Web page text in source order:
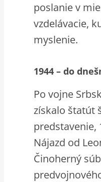
poslanie v
vzdelávacie,
myslenie.
1944 – do
Po vojne
získalo štatút
predstavenie,
Nájazd od
Činoherný